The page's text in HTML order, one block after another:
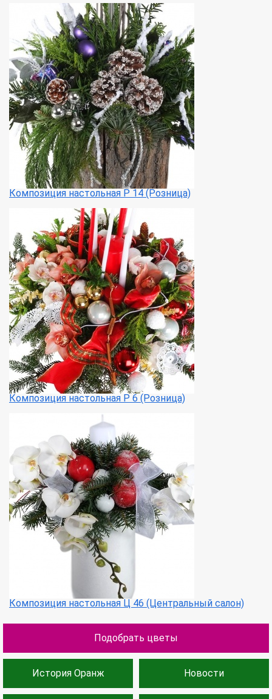
Композиция настольная Р 14 (Розница)
Композиция настольная Р 6 (Розница)
Композиция настольная Ц 46 (Центральный салон)
Подобрать цветы
История Оранж Новости